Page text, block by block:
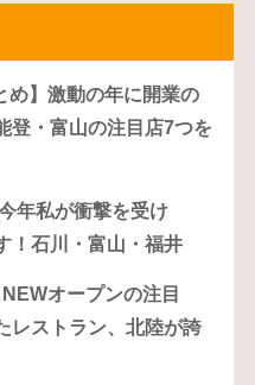
め】激動の年に開業の
登・富山の注目店7つを
年私が衝撃を受け
！石川・富山・福井
オープンの注目
レストラン、北陸が誇